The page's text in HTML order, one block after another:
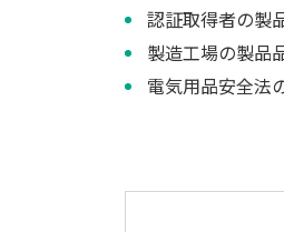
認証取得者の製
製造工場の製品
電気用品安全法